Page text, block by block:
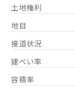
土地権利
地目
接道状況
建ぺい率
容積率